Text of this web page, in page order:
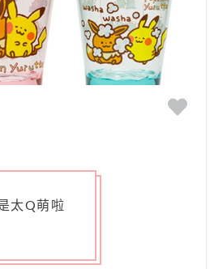
太Q萌啦